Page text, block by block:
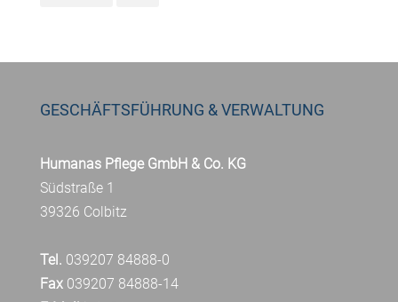
GESCHÄFTSFÜHRUNG & VERWALTUNG
Humanas Pflege GmbH & Co. KG
Südstraße 1
39326 Colbitz
Tel. 039207 84888-0
Fax039207 84888-14